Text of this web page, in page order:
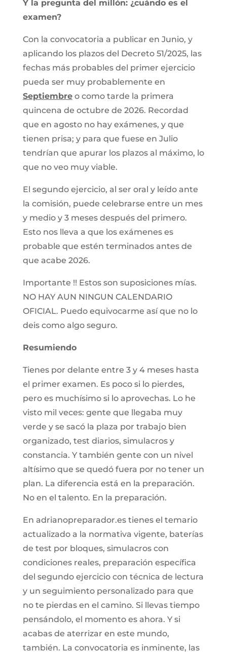
Y la pregunta del millón: ¿cuándo es el
examen?
Con la convocatoria a publicar en Junio, y
aplicando los plazos del Decreto 51/2025, las
fechas más probables del primer ejercicio
pueda ser muy probablemente en
Septiembreo como tarde la primera
quincena de octubre de 2026. Recordad
que en agosto no hay exámenes, y que
tienen prisa; y para que fuese en Julio
tendrían que apurar los plazos al máximo, lo
que no veo muy viable.
El segundo ejercicio, al ser oral y leído ante
la comisión, puede celebrarse entre un mes
y medio y 3 meses después del primero.
Esto nos lleva a que los exámenes es
probable que estén terminados antes de
que acabe 2026.
Importante !! Estos son suposiciones mías.
NO HAY AUN NINGUN CALENDARIO
OFICIAL. Puedo equivocarme así que no lo
deis como algo seguro.
Resumiendo
Tienes por delante entre 3 y 4 meses hasta
el primer examen. Es poco si lo pierdes,
pero es muchísimo si lo aprovechas. Lo he
visto mil veces: gente que llegaba muy
verde y se sacó la plaza por trabajo bien
organizado, test diarios, simulacros y
constancia. Y también gente con un nivel
altísimo que se quedó fuera por no tener un
plan. La diferencia está en la preparación.
No en el talento. En la preparación.
En adrianopreparador.es tienes el temario
actualizado a la normativa vigente, baterías
de test por bloques, simulacros con
condiciones reales, preparación específica
del segundo ejercicio con técnica de lectura
y un seguimiento personalizado para que
no te pierdas en el camino. Si llevas tiempo
pensándolo, el momento es ahora. Y si
acabas de aterrizar en este mundo,
también. La convocatoria es inminente, las